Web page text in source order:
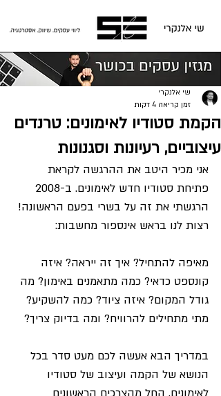
פוסט
הקמת סטודיו לאימונים: טרנדים
עיצוביים, רעיונות וסגנונות
שי אלנקרי
זמן קריאה 4 דקות
אני מכיר היטב את ההרגשה לקראת
הרגשתי את זה על בשרי בפעם הראשונה!
רצות לנו בראש אינספור מחשבות:
מאיפה להתחיל? איך זה ייראה? איזה
קונספט כדאי? כמה מתאמנים באימון? מה
גודל המקום? איזה ציוד? כמה להשקיע?
מתי מתחילים להרוויח? ומה בדיוק צריך?
במדריך הבא אעשה לכם מעט סדר בכל
הנושא של הקמה ועיצוב של סטודיו